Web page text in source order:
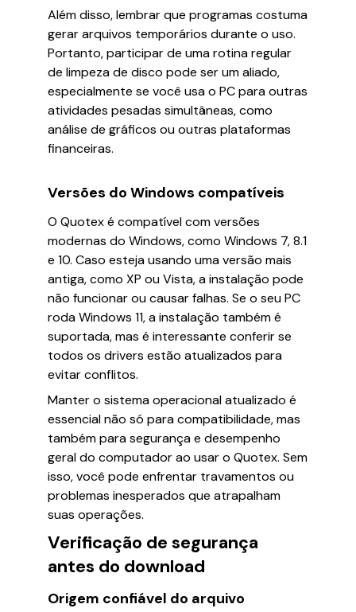
Além disso, lembrar que programas costuma
gerar arquivos temporários durante o uso.
Portanto, participar de uma rotina regular
de limpeza de disco pode ser um aliado,
especialmente se você usa o PC para outras
atividades pesadas simultâneas, como
análise de gráficos ou outras plataformas
financeiras.
Versões do Windows compatíveis
O Quotex é compatível com versões
modernas do Windows, como Windows 7, 8.1
e 10. Caso esteja usando uma versão mais
antiga, como XP ou Vista, a instalação pode
não funcionar ou causar falhas. Se o seu PC
roda Windows 11, a instalação também é
suportada, mas é interessante conferir se
todos os drivers estão atualizados para
evitar conflitos.
Manter o sistema operacional atualizado é
essencial não só para compatibilidade, mas
também para segurança e desempenho
geral do computador ao usar o Quotex. Sem
isso, você pode enfrentar travamentos ou
problemas inesperados que atrapalham
suas operações.
Verificação de segurança
antes do download
Origem confiável do arquivo